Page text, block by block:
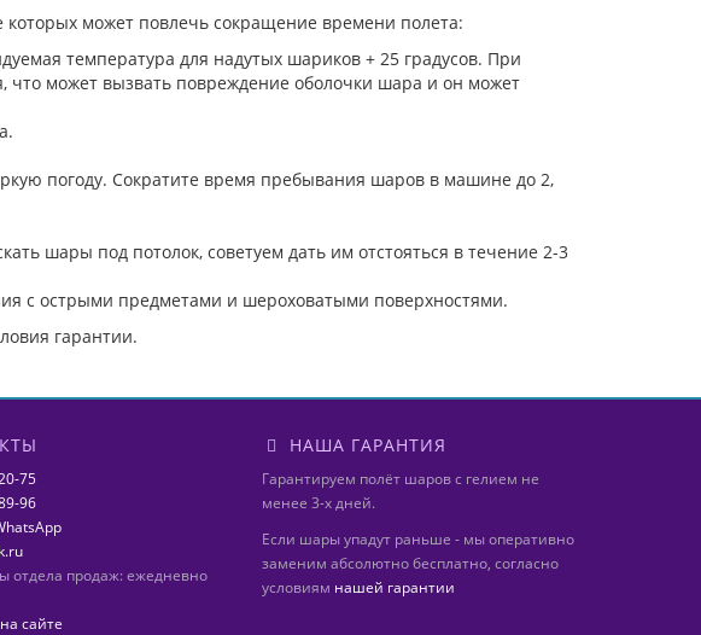
может повлечь сокращение времени полета:
температура для надутых шариков + 25 градусов. При
что может вызвать повреждение оболочки шара и он может
погоду. Сократите время пребывания шаров в машине до 2,
шары под потолок, советуем дать им отстояться в течение 2-3
с острыми предметами и шероховатыми поверхностями.
гарантии.
75
96
отдела продаж: ежедневно
сайте
НАША ГАРАНТИЯ
Гарантируем полёт шаров с гелием не
менее 3-х дней.
Если шары упадут раньше - мы оперативно
заменим абсолютно бесплатно, согласно
условиям нашей гарантии